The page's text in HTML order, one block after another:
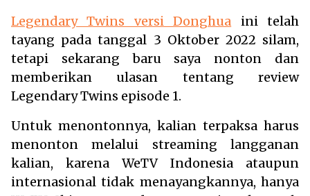
Legendary Twins versi Donghua ini telah
tayang pada tanggal 3 Oktober 2022 silam,
tetapi sekarang baru saya nonton dan
memberikan ulasan tentang review
Legendary Twins episode 1.
Untuk menontonnya, kalian terpaksa harus
menonton melalui streaming langganan
kalian, karena WeTV Indonesia ataupun
internasional tidak menayangkannya, hanya